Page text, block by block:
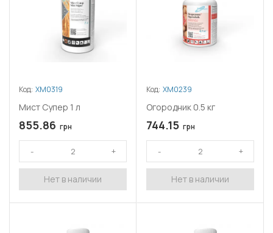
Код: ХМ0319
Мист Супер 1 л
855.86 грн
Нет в наличии
Код: ХМ0239
Огородник 0.5 кг
744.15 грн
Нет в наличии